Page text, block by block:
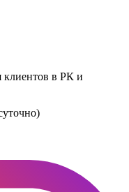
клиентов в РК и